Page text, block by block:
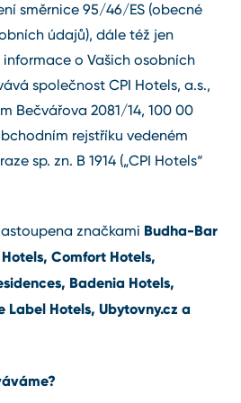
směrnice 95/46/ES (obecné
údajů), dále též jen
informace o Vašich osobních
společnost CPI Hotels, a.s.,
Bečvářova 2081/14, 100 00
rejstříku vedeném
sp. zn. B 1914 („CPI Hotels“
značkami Budha-Bar
Comfort Hotels,
Badenia Hotels,
Label Hotels, Ubytovny.cz a